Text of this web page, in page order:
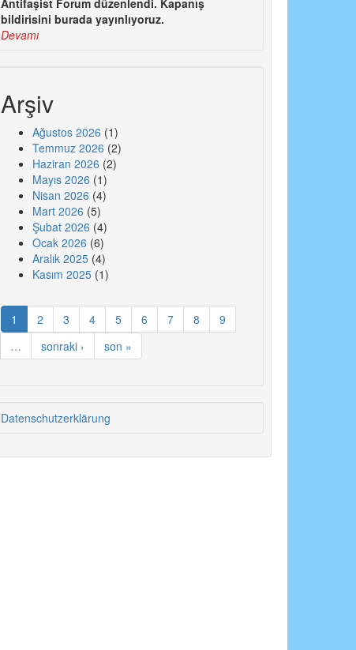
bildirisini burada yayınlıyoruz.
Devamı
Arşiv
Ağustos 2026 (1)
Temmuz 2026 (2)
Haziran 2026 (2)
Mayıs 2026 (1)
Nisan 2026 (4)
Mart 2026 (5)
Şubat 2026 (4)
Ocak 2026 (6)
Aralık 2025(4)
Kasım 2025(1)
1 2 3 4 5 6 7 8
9
…
sonraki › son »
Datenschutzerklärung